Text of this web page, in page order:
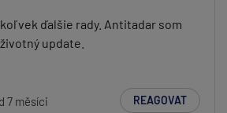
ďalšie rady. Antitadar som
update.
7 měsíci REAGOVAT